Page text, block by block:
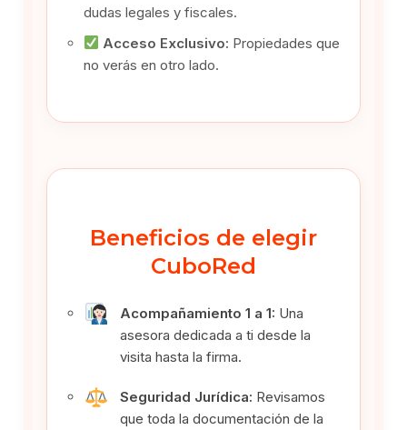
dudas legales y fiscales.
Acceso Exclusivo: Propiedades que
no verás en otro lado.
Beneficios de elegir
CuboRed
Acompañamiento 1 a 1: Una
asesora dedicada a ti desde la
visita hasta la firma.
Seguridad Jurídica: Revisamos
que toda la documentación de la